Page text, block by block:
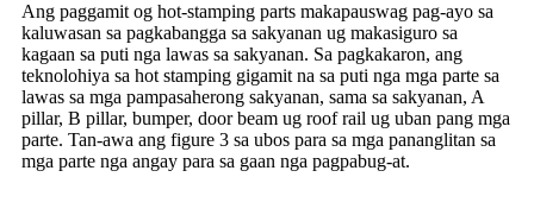
Ang paggamit og hot-stamping parts makapauswag pag-ayo sa
kaluwasan sa pagkabangga sa sakyanan ug makasiguro sa
kagaan sa puti nga lawas sa sakyanan. Sa pagkakaron, ang
teknolohiya sa hot stamping gigamit na sa puti nga mga parte sa
lawas sa mga pampasaherong sakyanan, sama sa sakyanan, A
pillar, B pillar, bumper, door beam ug roof rail ug uban pang mga
parte. Tan-awa ang figure 3 sa ubos para sa mga pananglitan sa
mga parte nga angay para sa gaan nga pagpabug-at.